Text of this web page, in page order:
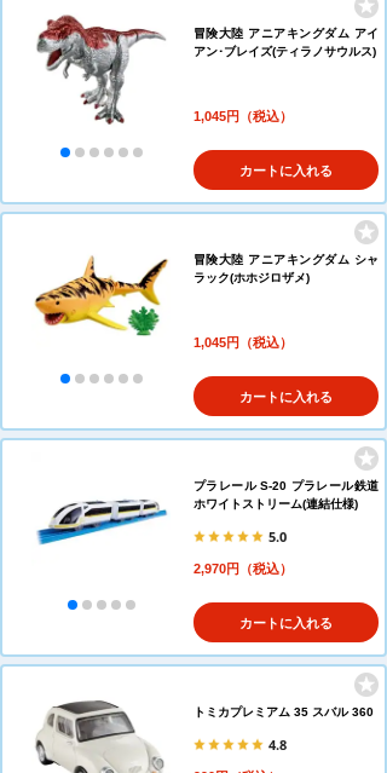
冒険大陸 アニアキングダム アイ
アン･ブレイズ(ティラノサウルス)
1,045円（税込）
カートに入れる
冒険大陸 アニアキングダム シャ
ラック(ホホジロザメ)
1,045円（税込）
カートに入れる
プラレール S-20 プラレール鉄道
ホワイトストリーム(連結仕様)
5.0
2,970円（税込）
カートに入れる
トミカプレミアム 35 スバル 360
4.8